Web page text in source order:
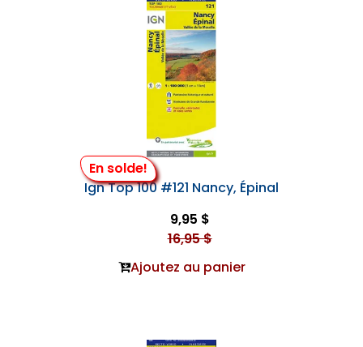
En solde!
Ign Top 100 #121 Nancy, Épinal
9,95 $
16,95 $
Ajoutez au panier